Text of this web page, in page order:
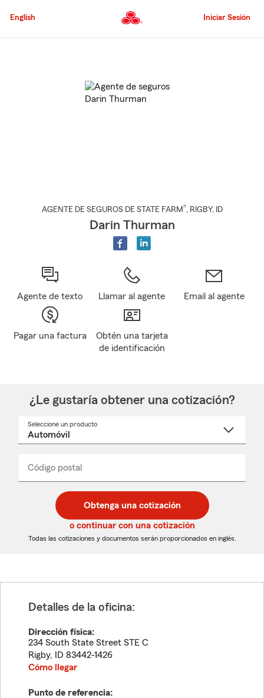
al
principal
English Iniciar Sesión
AGENTE DE SEGUROS DE STATE FARM®, RIGBY, ID
Darin Thurman
Agente de texto Llamar al agente Email al agente
Pagar una factura
Obtén una tarjeta
de identificación
¿Le gustaría obtener una cotización?
Seleccione un producto
desplegable
Código postal
de
5
dígitos
de
5
dígitos
_____
Obtenga una cotización
o continuar con una cotización
Todas las cotizaciones y documentos serán proporcionados en inglés.
Detalles de la oficina:
Dirección física:
234 South State Street STE C
Rigby, ID 83442-1426
Cómo llegar
Punto de referencia: